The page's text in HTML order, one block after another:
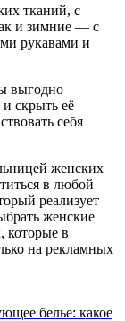
тканий, с
и зимние — с
рукавами и
выгодно
скрыть её
себя
женских
в любой
реализует
женские
которые в
на рекламных
белье: какое